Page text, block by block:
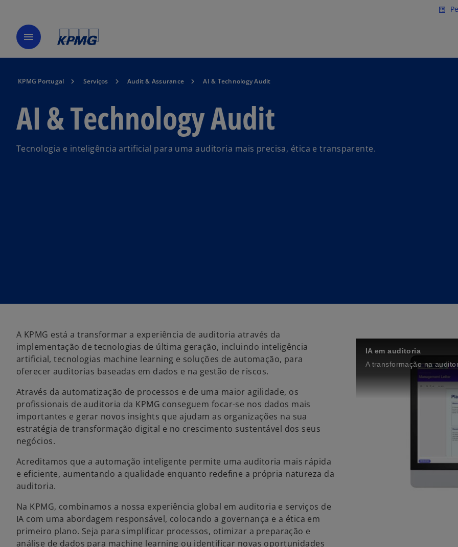
Saltar para conteúdo list_alt
menu
KPMG Portugal Serviços Audit & Assurance AI & Technology Audit
AI & Technology Audit
Tecnologia e inteligência artificial para uma auditoria mais precisa, ética e transparente.
A KPMG está a transformar a experiência de auditoria através da
implementação de tecnologias de última geração, incluindo inteligência
artificial, tecnologias machine learning e soluções de automação, para
oferecer auditorias baseadas em dados e na gestão de riscos.
Através da automatização de processos e de uma maior agilidade, os
profissionais de auditoria da KPMG conseguem focar-se nos dados mais
importantes e gerar novos insights que ajudam as organizações na sua
estratégia de transformação digital e no crescimento sustentável dos seus
negócios.
Acreditamos que a automação inteligente permite uma auditoria mais rápida
e eficiente, aumentando a qualidade enquanto redefine a própria natureza da
auditoria.
Na KPMG, combinamos a nossa experiência global em auditoria e serviços de
IA com uma abordagem responsável, colocando a governança e a ética em
primeiro plano. Seja para simplificar processos, otimizar a preparação e
análise de dados para machine learning ou identificar novas oportunidades
IA em auditoria
A transformação na